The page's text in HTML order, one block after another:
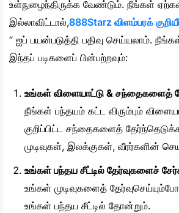
உள்நுழைந்திருக்க வேண்டும். நீங்கள்
இல்லாவிட்டால்,888Starz விளம்பரக்
” ஐப் பயன்படுத்தி பதிவு செய்யலாம்.
இந்தப் படிகளைப் பின்பற்றவும்:
உங்கள் விளையாட்டு & சந்தைகளைத்
நீங்கள் பந்தயம் கட்ட விரும்பும்
குறிப்பிட்ட சந்தைகளைத்
முடிவுகள், இலக்குகள், வீரர்களின்
உங்கள் பந்தய சீட்டில் தேர்வுகளைச்
உங்கள் முடிவுகளைத்
உங்கள் பந்தய சீட்டில் தோன்றும்.